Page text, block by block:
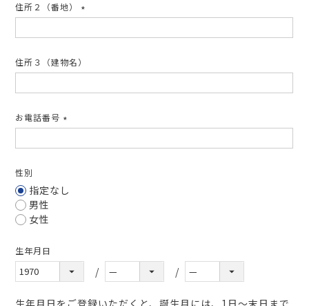
住所２（番地）
須)
住所３（建物名）
お電話番号
須)
性別
指定なし
男性
女性
生年月日
生年月日をご登録いただくと、誕生月には、1日～末日まで